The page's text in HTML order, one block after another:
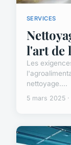
SERVICES
l'art de
Les
nettoyage....
5 mars 2025